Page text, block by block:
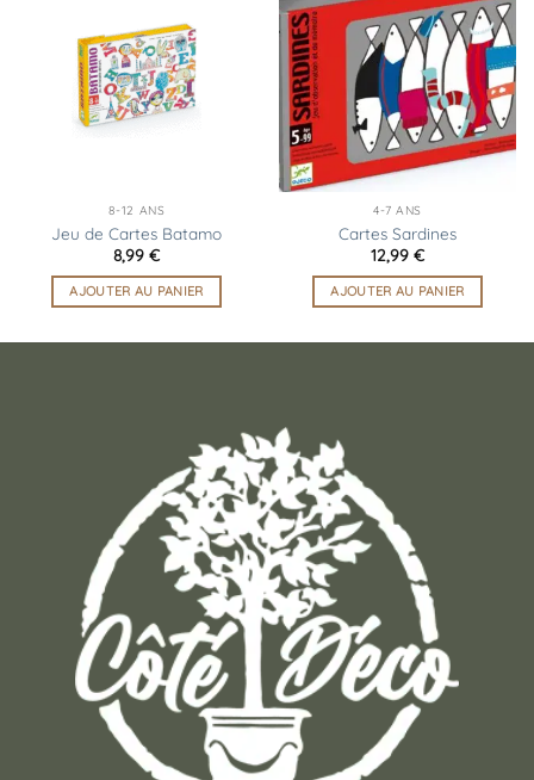
d’envies
8-12 ANS
Jeu de Cartes Batamo
8,99 €
AJOUTER AU PANIER
Ajouter
à la
liste
d’envies
4-7 ANS
Cartes Sardines
12,99 €
AJOUTER AU PANIER